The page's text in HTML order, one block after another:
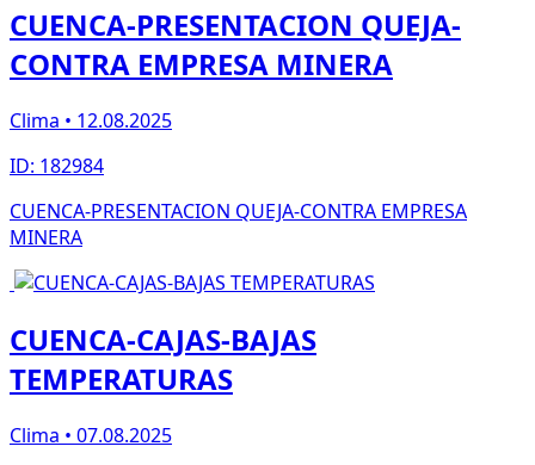
CUENCA-PRESENTACION QUEJA-
CONTRA EMPRESA MINERA
Clima • 12.08.2025
ID: 182984
CUENCA-PRESENTACION QUEJA-CONTRA EMPRESA
MINERA
CUENCA-CAJAS-BAJAS
TEMPERATURAS
Clima • 07.08.2025